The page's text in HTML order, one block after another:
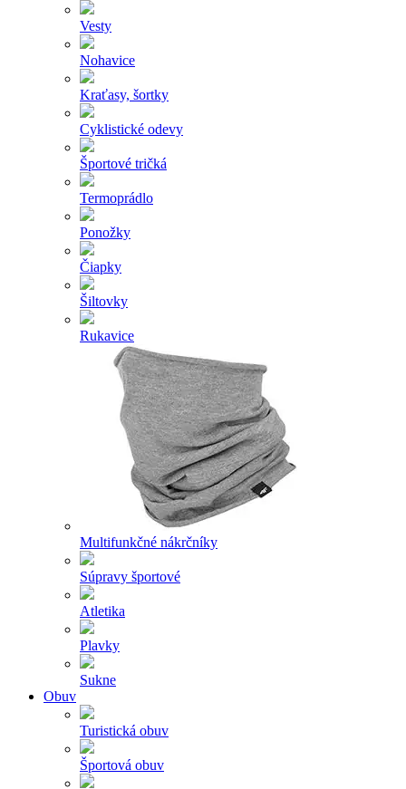
Vesty
Nohavice
Kraťasy, šortky
Cyklistické odevy
Športové tričká
Termoprádlo
Ponožky
Čiapky
Šiltovky
Rukavice
Multifunkčné nákrčníky
Súpravy športové
Atletika
Plavky
Sukne
Obuv
Turistická obuv
Športová obuv